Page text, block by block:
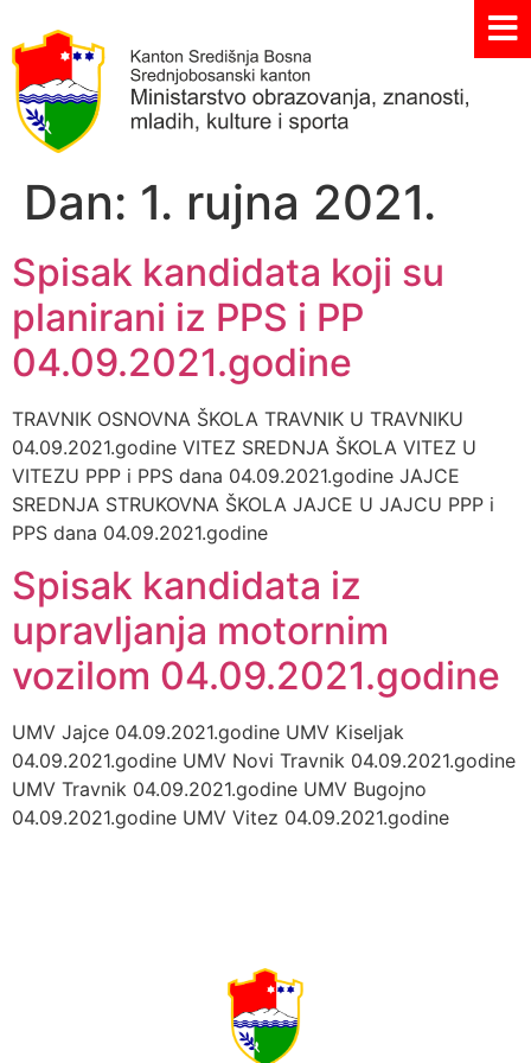
Dan: 1. rujna 2021.
Spisak kandidata koji su
planirani iz PPS i PP
04.09.2021.godine
TRAVNIK OSNOVNA ŠKOLA TRAVNIK U TRAVNIKU
04.09.2021.godine VITEZ SREDNJA ŠKOLA VITEZ U
VITEZU PPP i PPS dana 04.09.2021.godine JAJCE
SREDNJA STRUKOVNA ŠKOLA JAJCE U JAJCU PPP i
PPS dana 04.09.2021.godine
Spisak kandidata iz
upravljanja motornim
vozilom 04.09.2021.godine
UMV Jajce 04.09.2021.godine UMV Kiseljak
04.09.2021.godine UMV Novi Travnik 04.09.2021.godine
UMV Travnik 04.09.2021.godine UMV Bugojno
04.09.2021.godine UMV Vitez 04.09.2021.godine